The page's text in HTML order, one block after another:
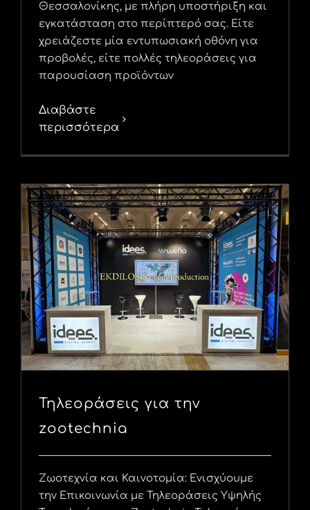
Θεσσαλονίκης, με πλήρη υποστήριξη και
εγκατάσταση στο περίπτερό σας. Είτε
χρειάζεστε μία εντυπωσιακή οθόνη για
προβολές, είτε πολλές τηλεοράσεις για
παρουσίαση προϊόντων
Διαβάστε
περισσότερα
Τηλεοράσεις για την
zootechnia
Ζωοτεχνία και Καινοτομία: Ενισχύουμε
την Επικοινωνία με Τηλεοράσεις Υψηλής